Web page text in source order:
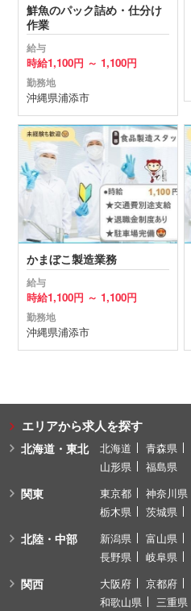
鮮魚のパック詰め・仕分け
作業
給与
時給1,100円 ～ 1,100円
勤務地
沖縄県浦添市
かまぼこ製造業務
給与
時給1,100円 ～ 1,100円
勤務地
沖縄県浦添市
エリアから求人を探す
北海道・東北 北海道 青森県
山形県
福島県
関東 東京都 神奈川県
栃木県
茨城県
北陸・中部 新潟県 富山県
長野県
岐阜県
関西 大阪府 京都府
和歌山県
三重県